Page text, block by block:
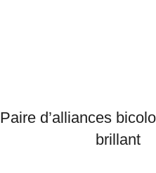
Paire d’alliances
brillant